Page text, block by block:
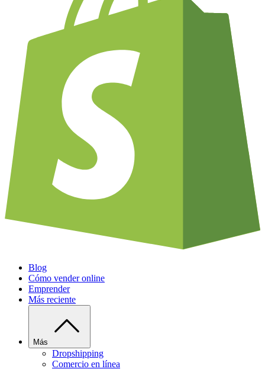
Blog
Cómo vender online
Emprender
Más reciente
Más
Dropshipping
Comercio en línea